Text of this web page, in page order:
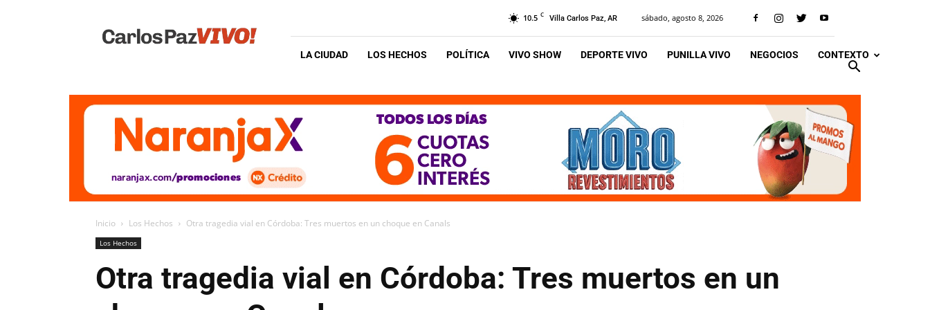
Vivo
10.5 C Villa Carlos Paz, AR sábado, agosto 8, 2026
LA CIUDAD LOS HECHOS POLÍTICA VIVO SHOW DEPORTE VIVO PUNILLA VIVO NEGOCIOS CONTEXTO
Inicio Los Hechos Otra tragedia vial en Córdoba: Tres muertos en un choque en Canals
Los Hechos
Otra tragedia vial en Córdoba: Tres muertos en un